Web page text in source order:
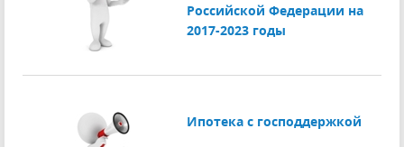
Российской Федерации на
2017-2023 годы
Ипотека с господдержкой